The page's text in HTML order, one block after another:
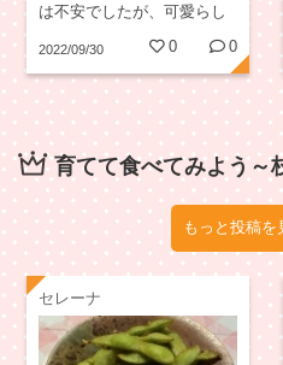
は不安でしたが、可愛らし
い大根が6本も収穫できまし
た♡...
2022/09/30 0 0
育てて食べてみよう～
もっと投稿を
セレーナ